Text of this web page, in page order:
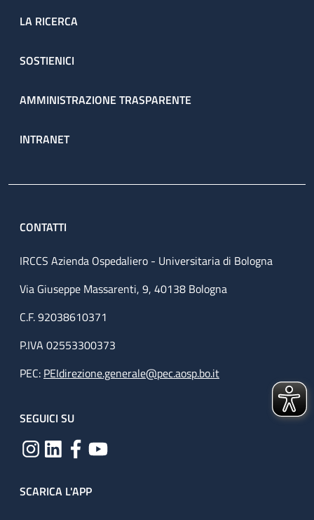
LA RICERCA
SOSTIENICI
AMMINISTRAZIONE TRASPARENTE
INTRANET
CONTATTI
IRCCS Azienda Ospedaliero - Universitaria di Bologna
Via Giuseppe Massarenti, 9, 40138 Bologna
C.F. 92038610371
P.IVA 02553300373
PEC: PEIdirezione.generale@pec.aosp.bo.it
SEGUICI SU
SCARICA L'APP